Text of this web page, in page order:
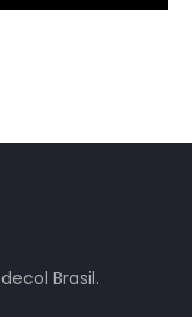
Brasil.